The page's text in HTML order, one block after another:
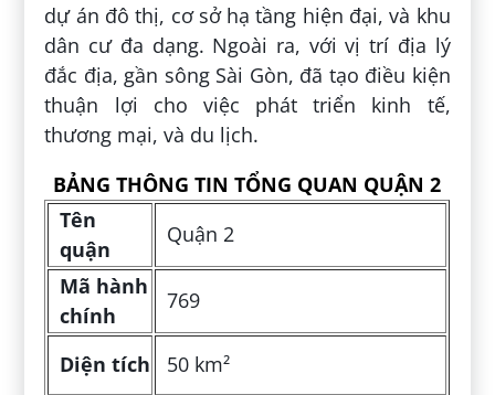
dự án đô thị, cơ sở hạ tầng hiện đại, và khu
dân cư đa dạng. Ngoài ra, với vị trí địa lý
đắc địa, gần sông Sài Gòn, đã tạo điều kiện
thuận lợi cho việc phát triển kinh tế,
thương mại, và du lịch.
BẢNG THÔNG TIN TỔNG QUAN QUẬN 2
Tên
quận
Quận 2
Mã hành
chính
769
Diện tích 50 km²